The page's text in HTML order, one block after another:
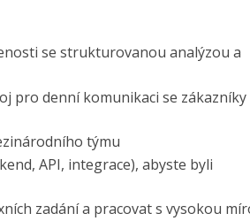
se strukturovanou analýzou a
pro denní komunikaci se zákazníky
týmu
API, integrace), abyste byli
zadání a pracovat s vysokou